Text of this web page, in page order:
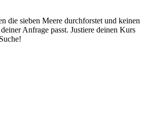
die sieben Meere durchforstet und keinen
Anfrage passt. Justiere deinen Kurs